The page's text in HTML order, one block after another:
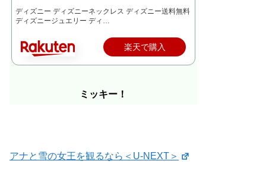
ディズニー ディズニーネックレス ディズニー送料無料
ディズニージュエリー ディ…
楽天で購入
ミッキー！
アナと雪の女王を観るなら＜U-NEXT＞